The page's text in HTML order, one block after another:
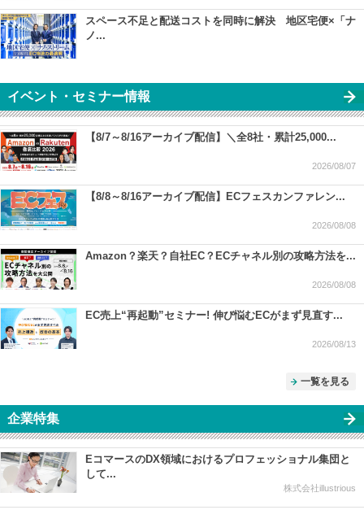
スペース不足と配送コストを同時に解決 地区宅便×「ナ
ノ...
イベント・セミナー情報
【8/7～8/16アーカイブ配信】＼全8社・累計25,000...
2026/08/07
【8/8～8/16アーカイブ配信】ECフェスカンファレン...
2026/08/08
Amazon？楽天？自社EC？ECチャネル別の攻略方法を...
2026/08/08
EC売上“再起動”セミナー! 伸び悩むECがまず見直す...
2026/08/13
一覧を見る
企業特集
EコマースのDX領域におけるプロフェッショナル集団と
して...
株式会社illustrious